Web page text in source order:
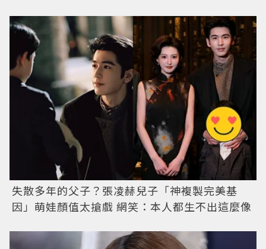
失散多年的父子？張凌赫兒子「神複製完美基
因」萌娃顏值太搶戲 網笑：本人都生不出這麼像